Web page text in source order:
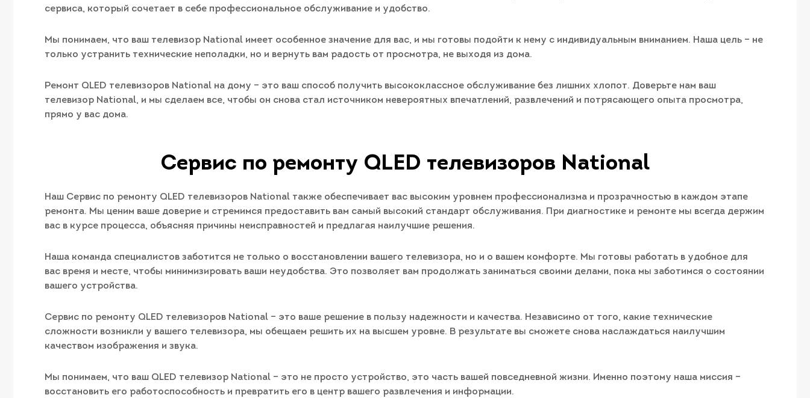
сервиса, который сочетает в себе профессиональное обслуживание и удобство.
Мы понимаем, что ваш телевизор National имеет особенное значение для вас, и мы готовы подойти к нему с индивидуальным вниманием. Наша цель – не
только устранить технические неполадки, но и вернуть вам радость от просмотра, не выходя из дома.
Ремонт QLED телевизоров National на дому – это ваш способ получить высококлассное обслуживание без лишних хлопот. Доверьте нам ваш
телевизор National, и мы сделаем все, чтобы он снова стал источником невероятных впечатлений, развлечений и потрясающего опыта просмотра,
прямо у вас дома.
Сервис по ремонту QLED телевизоров National
Наш Сервис по ремонту QLED телевизоров National также обеспечивает вас высоким уровнем профессионализма и прозрачностью в каждом этапе
ремонта. Мы ценим ваше доверие и стремимся предоставить вам самый высокий стандарт обслуживания. При диагностике и ремонте мы всегда держим
вас в курсе процесса, объясняя причины неисправностей и предлагая наилучшие решения.
Наша команда специалистов заботится не только о восстановлении вашего телевизора, но и о вашем комфорте. Мы готовы работать в удобное для
вас время и месте, чтобы минимизировать ваши неудобства. Это позволяет вам продолжать заниматься своими делами, пока мы заботимся о состоянии
вашего устройства.
Сервис по ремонту QLED телевизоров National – это ваше решение в пользу надежности и качества. Независимо от того, какие технические
сложности возникли у вашего телевизора, мы обещаем решить их на высшем уровне. В результате вы сможете снова наслаждаться наилучшим
качеством изображения и звука.
Мы понимаем, что ваш QLED телевизор National – это не просто устройство, это часть вашей повседневной жизни. Именно поэтому наша миссия –
восстановить его работоспособность и превратить его в центр вашего развлечения и информации.